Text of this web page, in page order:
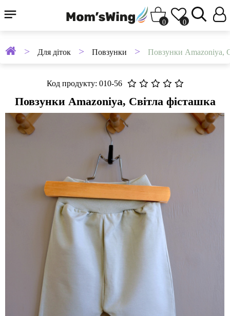
0 0
Для діток Повзунки Повзунки Amazoniya,
Код продукту: 010-56
Повзунки Amazoniya, Світла фісташка